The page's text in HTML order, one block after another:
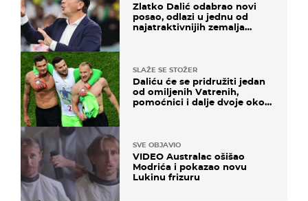
Zlatko Dalić odabrao novi
posao, odlazi u jednu od
najatraktivnijih zemalja
SLAŽE SE STOŽER
Daliću će se pridružiti jedan
od omiljenih Vatrenih,
pomoćnici i dalje dvoje oko
SVE OBJAVIO
VIDEO Australac ošišao
Modrića i pokazao novu
Lukinu frizuru